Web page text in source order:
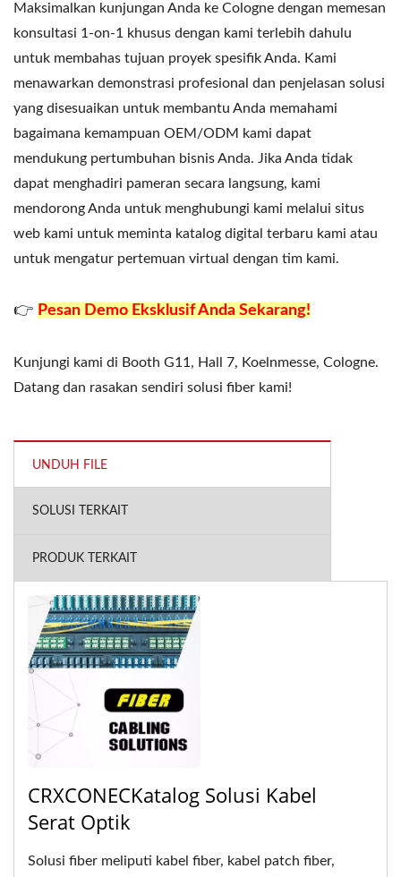
Maksimalkan kunjungan Anda ke Cologne dengan memesan
konsultasi 1-on-1 khusus dengan kami terlebih dahulu
untuk membahas tujuan proyek spesifik Anda. Kami
menawarkan demonstrasi profesional dan penjelasan solusi
yang disesuaikan untuk membantu Anda memahami
bagaimana kemampuan OEM/ODM kami dapat
mendukung pertumbuhan bisnis Anda. Jika Anda tidak
dapat menghadiri pameran secara langsung, kami
mendorong Anda untuk menghubungi kami melalui situs
web kami untuk meminta katalog digital terbaru kami atau
untuk mengatur pertemuan virtual dengan tim kami.
👉 Pesan Demo Eksklusif Anda Sekarang!
Kunjungi kami di Booth G11, Hall 7, Koelnmesse, Cologne.
Datang dan rasakan sendiri solusi fiber kami!
UNDUH FILE
SOLUSI TERKAIT
PRODUK TERKAIT
CRXCONECKatalog Solusi Kabel
Serat Optik
Solusi fiber meliputi kabel fiber, kabel patch fiber,